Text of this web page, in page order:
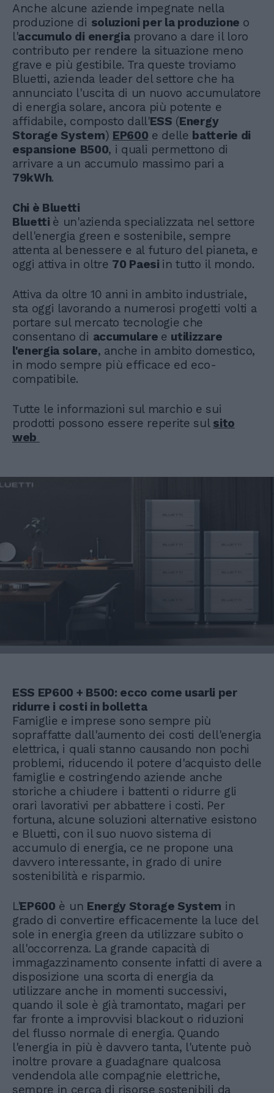
Anche alcune aziende impegnate nella
produzione di soluzioni per la produzione o
l'accumulo di energiaprovano a dare il loro
contributo per rendere la situazione meno
grave e più gestibile. Tra queste troviamo
Bluetti, azienda leader del settore che ha
annunciato l'uscita di un nuovo accumulatore
di energia solare, ancora più potente e
affidabile, composto dall'ESS (Energy
Storage System) EP600 e delle batterie di
espansione B500, i quali permettono di
arrivare a un accumulo massimo pari a
79kWh.
Chi è Bluetti
Bluetti è un'azienda specializzata nel settore
dell'energia green e sostenibile, sempre
attenta al benessere e al futuro del pianeta, e
oggi attiva in oltre 70 Paesi in tutto il mondo.
Attiva da oltre 10 anni in ambito industriale,
sta oggi lavorando a numerosi progetti volti a
portare sul mercato tecnologie che
consentano di accumulare e utilizzare
l'energia solare, anche in ambito domestico,
in modo sempre più efficace ed eco-
compatibile.
Tutte le informazioni sul marchio e sui
prodotti possono essere reperite sul sito
web
ESS EP600 + B500: ecco come usarli per
ridurre i costi in bolletta
Famiglie e imprese sono sempre più
sopraffatte dall'aumento dei costi dell'energia
elettrica, i quali stanno causando non pochi
problemi, riducendo il potere d'acquisto delle
famiglie e costringendo aziende anche
storiche a chiudere i battenti o ridurre gli
orari lavorativi per abbattere i costi. Per
fortuna, alcune soluzioni alternative esistono
e Bluetti, con il suo nuovo sistema di
accumulo di energia, ce ne propone una
davvero interessante, in grado di unire
sostenibilità e risparmio.
L'EP600 è un Energy Storage System in
grado di convertire efficacemente la luce del
sole in energia green da utilizzare subito o
all'occorrenza. La grande capacità di
immagazzinamento consente infatti di avere a
disposizione una scorta di energia da
utilizzare anche in momenti successivi,
quando il sole è già tramontato, magari per
far fronte a improvvisi blackout o riduzioni
del flusso normale di energia. Quando
l'energia in più è davvero tanta, l'utente può
inoltre provare a guadagnare qualcosa
vendendola alle compagnie elettriche,
sempre in cerca di risorse sostenibili da